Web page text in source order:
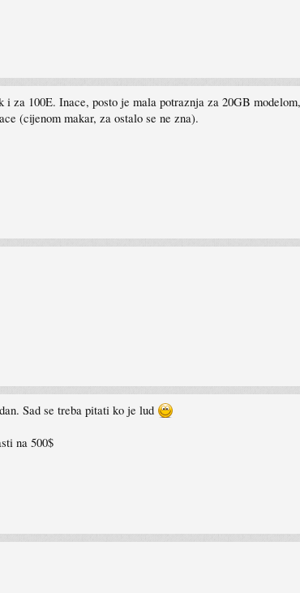
100E. Inace, posto je mala potraznja za 20GB
(cijenom makar, za ostalo se ne zna).
Sad se treba pitati ko je lud
na 500$